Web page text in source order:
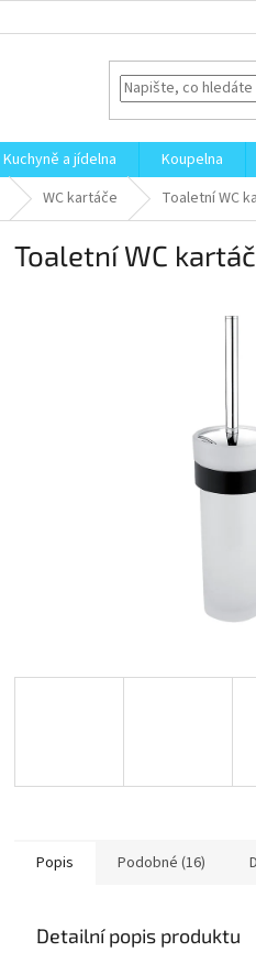
Kuchyně a jídelna Koupelna
WC kartáče Toaletní WC
Toaletní WC
Popis Podobné (16)
Detailní popis produktu